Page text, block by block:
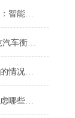
蓝牙连接手机编辑电子秤：智能生活的新维度
80吨出口式电子地磅,80吨汽车衡出口到外蒙古
电子磅秤出现称重偏差大的情况如何应对
使用无线电子吊秤时要考虑哪些方面